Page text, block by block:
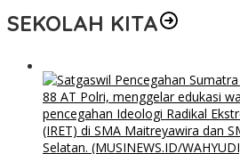
SEKOLAH KITA